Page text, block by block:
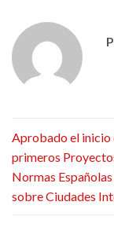
Aprobado el inicio
primeros
Normas
sobre Ciudades